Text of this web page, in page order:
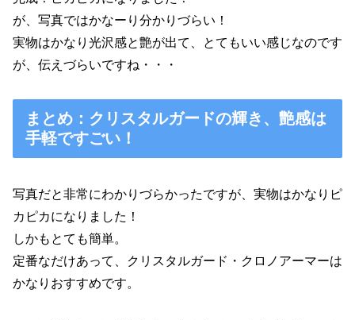
が、写真ではかなーり分かりづらい！
実物はかなり光沢感と艶が出て、とてもいい感じなのです
が、伝えづらいですね・・・
まとめ：クリスタルガードの輝き、艶感は
手軽ですごい！
写真だと非常にわかりづらかったですが、実物はかなりピ
カピカになりました！
しかもとても簡単。
定番なだけあって、クリスタルガード・クロノアーマーは
かなりおすすめです。